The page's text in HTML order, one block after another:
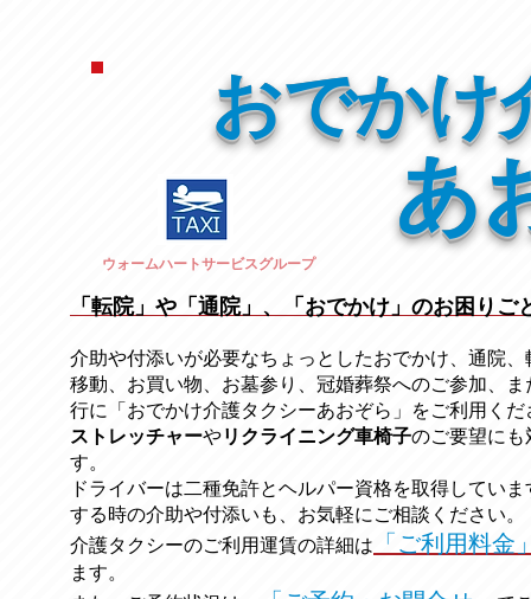
おでかけ
あ
ウォームハートサービスグループ
「転院」や「通院」、「おでかけ」のお困りご
介助や付添いが必要なちょっとしたおでかけ、通院
移動、お買い物、お墓参り、冠婚葬祭へのご参加、ま
行に「おでかけ介護タクシーあおぞら」をご利用くだ
ストレッチャー​やリクライニング車椅子のご要望にも
す。
ドライバーは二種免許とヘルパー資格を取得してい
する時の介助や付添いも、お気軽にご相談ください
介護タクシーのご利用運賃の詳細は 「ご利用料金
ます。